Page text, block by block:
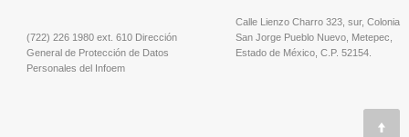
(722) 226 1980 ext. 610 Dirección
General de Protección de Datos
Personales del Infoem
Calle Lienzo Charro 323, sur, Colonia
San Jorge Pueblo Nuevo, Metepec,
Estado de México, C.P. 52154.